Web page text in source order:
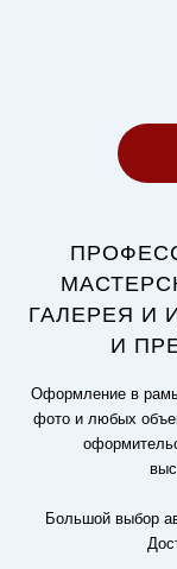
ГАЛЕРЕЯ И
И
Оформление в рамы
фото и любых
Большой выбор